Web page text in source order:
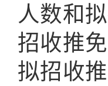
人数和
招收推
拟招收